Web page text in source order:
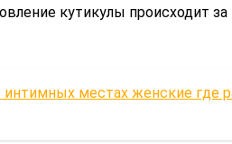
кутикулы происходит за
местах женские где